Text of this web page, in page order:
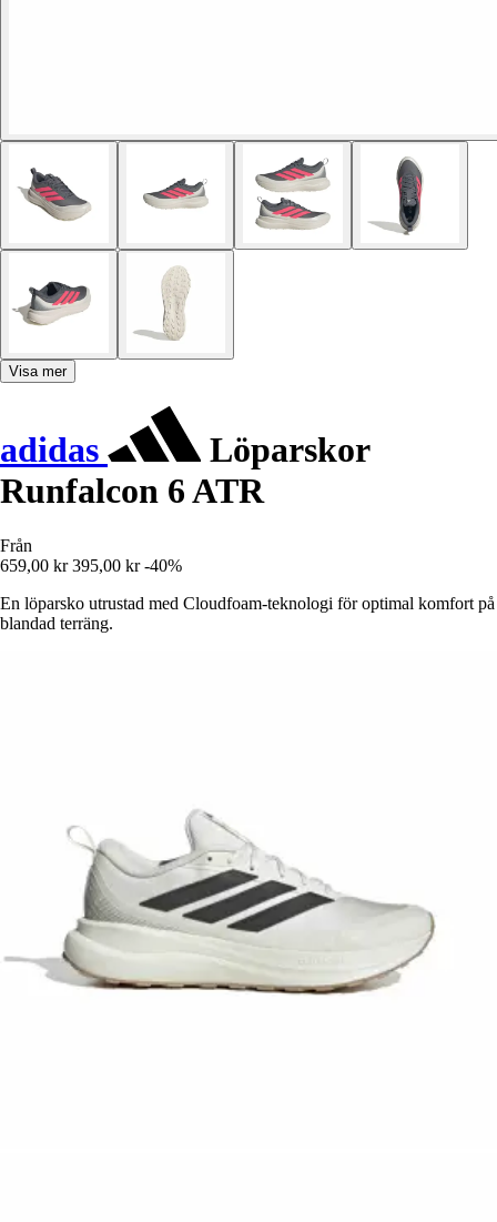
Visa mer
adidas
Löparskor
Runfalcon 6 ATR
Från
659,00 kr 395,00 kr -40%
En löparsko utrustad med Cloudfoam-teknologi för optimal komfort på
blandad terräng.